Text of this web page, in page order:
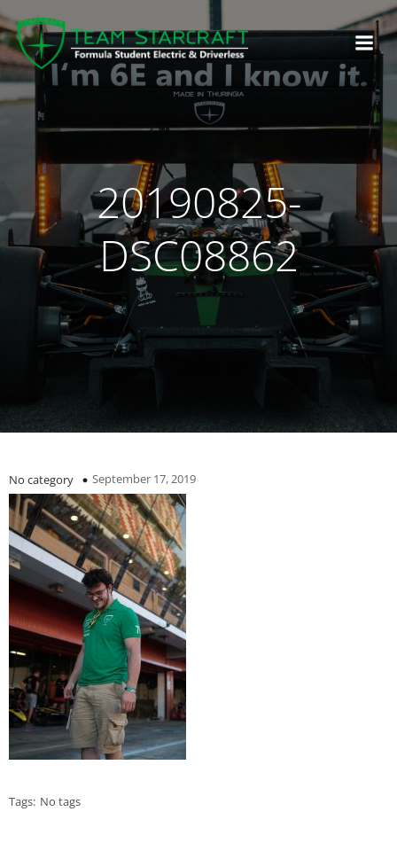
20190825-
DSC08862
No category September 17, 2019
Tags: No tags